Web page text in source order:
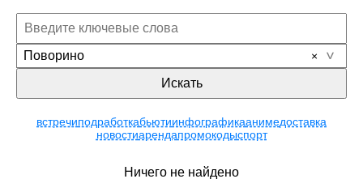
Поворино
Искать
встречиподработкабьютиинфографикаанимедоставка
новостиарендапромокодыспорт
Ничего не найдено